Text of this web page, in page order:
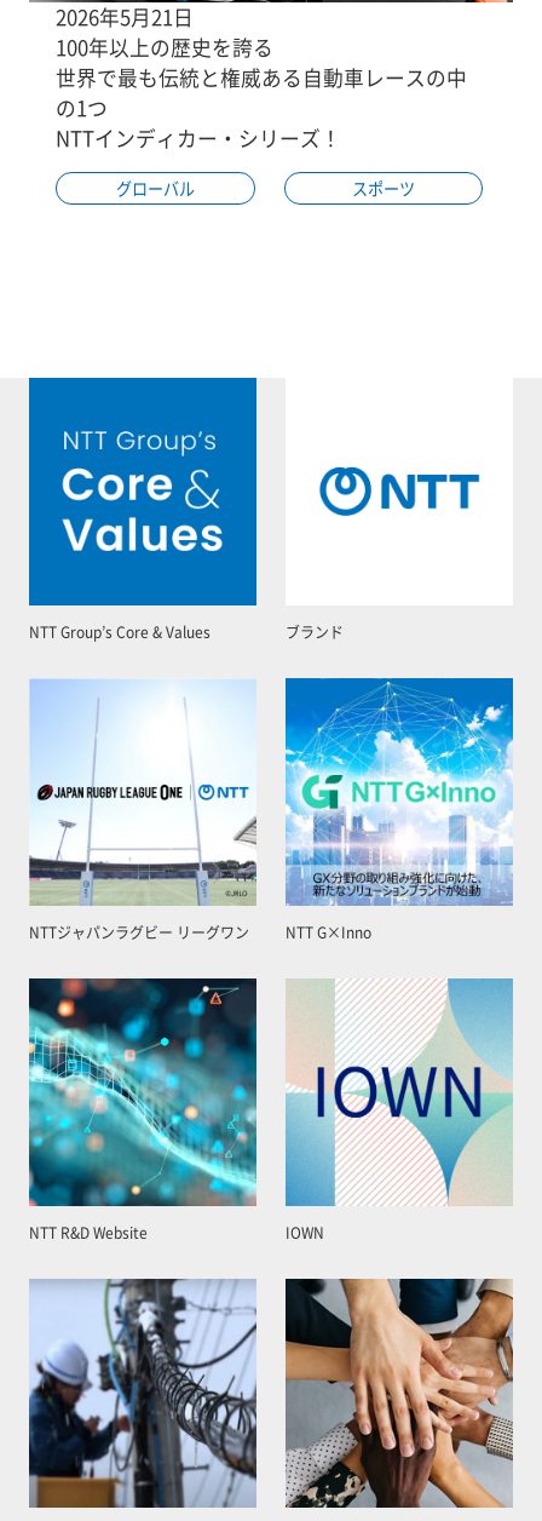
2026年5月21日
100年以上の歴史を誇る
世界で最も伝統と権威ある自動車レースの中
の1つ
NTTインディカー・シリーズ！
グローバル スポーツ
NTT Group’s Core & Values ブランド
NTTジャパンラグビー リーグワン NTT G×Inno
NTT R&D Website IOWN